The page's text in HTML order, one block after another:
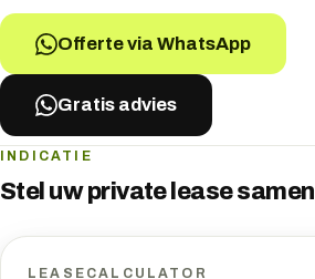
Offerte via WhatsApp
Gratis advies
INDICATIE
Stel uwprivate leasesamen
LEASECALCULATOR